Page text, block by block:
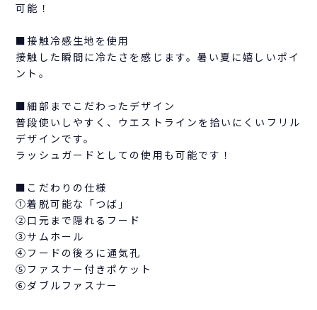
可能！
■接触冷感生地を使用
接触した瞬間に冷たさを感じます。暑い夏に嬉しいポイ
ント。
■細部までこだわったデザイン
普段使いしやすく、ウエストラインを拾いにくいフリル
デザインです。
ラッシュガードとしての使用も可能です！
■こだわりの仕様
①着脱可能な「つば」
②口元まで隠れるフード
③サムホール
④フードの後ろに通気孔
⑤ファスナー付きポケット
⑥ダブルファスナー